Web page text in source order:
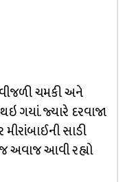
ચમકી અને
ગયાં. જ્યારે દરવાજા
સાડી
અવાજ આવી રહ્યો